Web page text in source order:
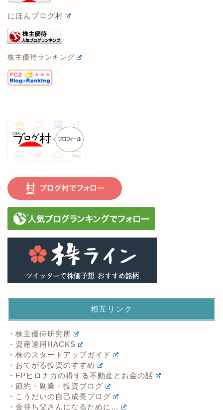
にほんブログ村
株主優待ランキング
相互リンク
・株主優待研究所
・資産運用HACKS
・株のスタートアップガイド
・おてがる投資のすすめ
・FPヒロナカの得する不動産とお金の話
・節約・副業・投資ブログ
・こうだいの自己成長ブログ
・金持ち父さんになるために…